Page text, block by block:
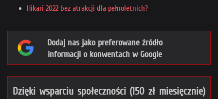
Hikari 2022 bez atrakcji dla pełnoletnich?
Dodaj nas jako preferowane źródło
informacji o konwentach w Google
Dzięki wsparciu społeczności (150 zł miesięcznie)